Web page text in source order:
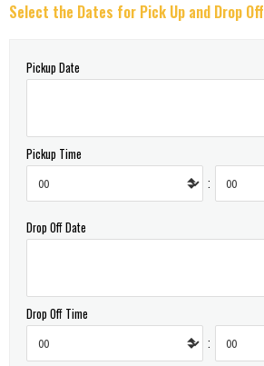
Select the Dates for Pick Up and Drop Off
Pickup Date
Pickup Time
:
Drop Off Date
Drop Off Time
: